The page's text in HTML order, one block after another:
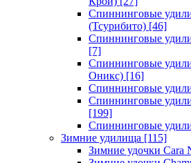
Спиннинговые
(Тсурибито) [46]
Спиннинговые
[7]
Спиннинговые
Оникс) [16]
Спиннинговые
Спиннинговые
[199]
Спиннинговые
Зимние удилища [115]
Зимние удочки Cara